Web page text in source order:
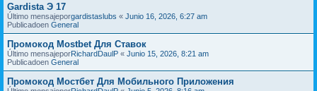
Gardista Э 17
Último mensajeporgardistaslubs « Junio 16, 2026, 6:27 am
Publicadoen General
Промокод Mostbet Для Ставок
Último mensajeporRichardDaulP « Junio 15, 2026, 8:21 am
Publicadoen General
Промокод Мостбет Для Мобильного Приложения